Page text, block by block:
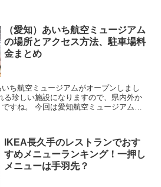
（愛知）あいち航空ミュージアム
の場所とアクセス方法、駐車場料
金まとめ
ち航空ミュージアムがオープンしまし
る珍しい施設になりますので、県内外か
すね。 今回は愛知航空ミュージアムの
IKEA長久手のレストランでおす
すめメニューランキング！一押し
メニューは手羽先？